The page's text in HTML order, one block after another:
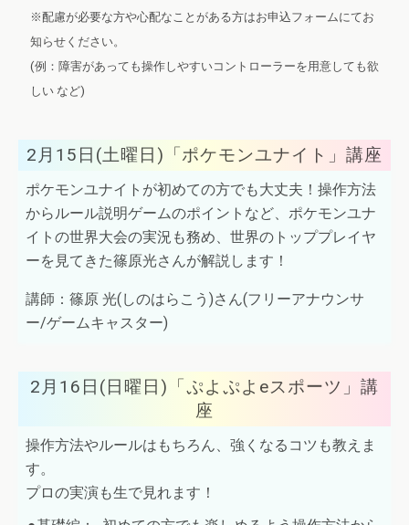
※配慮が必要な方や心配なことがある方はお申込フォームにてお
知らせください。
(例：障害があっても操作しやすいコントローラーを用意しても欲
しい など)
2月15日(土曜日)「ポケモンユナイト」講座
ポケモンユナイトが初めての方でも大丈夫！操作方法
からルール説明ゲームのポイントなど、ポケモンユナ
イトの世界大会の実況も務め、世界のトッププレイヤ
ーを見てきた篠原光さんが解説します！
講師：篠原 光(しのはらこう)さん(フリーアナウンサ
ー/ゲームキャスター)
2月16日(日曜日)「ぷよぷよeスポーツ」講
座
操作方法やルールはもちろん、強くなるコツも教えま
す。
プロの実演も生で見れます！